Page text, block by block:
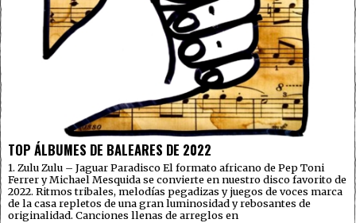
TOP ÁLBUMES DE BALEARES DE 2022
1. Zulu Zulu – Jaguar Paradisco El formato africano de Pep Toni
Ferrer y Michael Mesquida se convierte en nuestro disco favorito de
2022. Ritmos tribales, melodías pegadizas y juegos de voces marca
de la casa repletos de una gran luminosidad y rebosantes de
originalidad. Canciones llenas de arreglos en